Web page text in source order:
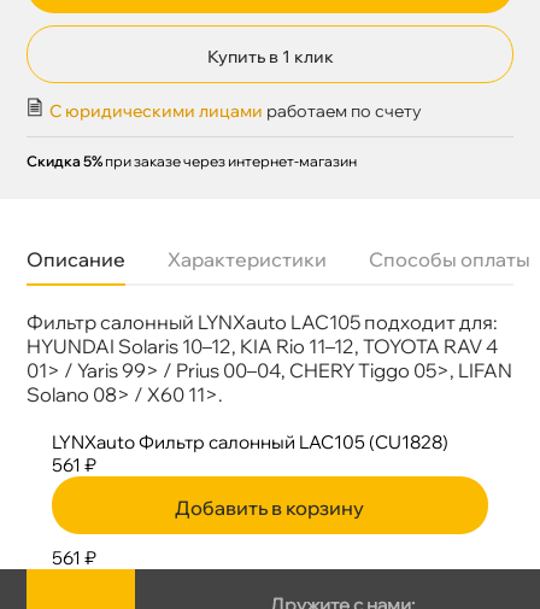
Купить в 1 клик
С юридическими лицами работаем по счету
Скидка 5% при заказе через интернет-магазин
Описание Характеристики Способы оплаты
Фильтр салонный LYNXauto LAC105 подходит для:
HYUNDAI Solaris 10–12, KIA Rio 11–12, TOYOTA RAV 4
01> / Yaris 99> / Prius 00–04, CHERY Tiggo 05>, LIFAN
Solano 08> / X60 11>.
Бренд
LYNX
Артикул
LAC-105
LYNXauto Фильтр салонный LAC105 (CU1828)
561 ₽
Добавить в корзину
561 ₽
Дружите с нами: